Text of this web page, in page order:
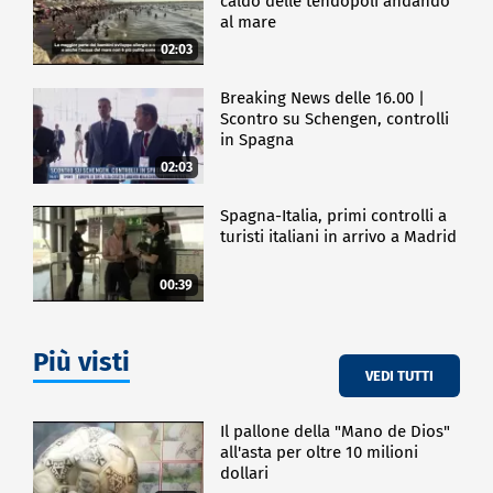
02:03
al mare
02:03
Breaking News delle 16.00 |
Scontro su Schengen, controlli
in Spagna
00:39
Spagna-Italia, primi controlli a
turisti italiani in arrivo a Madrid
Più visti VEDI TUTTI
Il pallone della "Mano de Dios"
all'asta per oltre 10 milioni
dollari